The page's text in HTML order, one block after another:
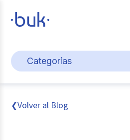
Perú
Categorías
Gestión de personas
Cultura y bienestar laboral
❮Volver al Blog